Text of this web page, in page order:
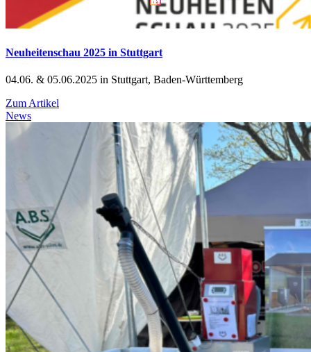
Neuheitenschau 2025 in Stuttgart
04.06. & 05.06.2025 in Stuttgart, Baden-Württemberg
Zum Artikel
News